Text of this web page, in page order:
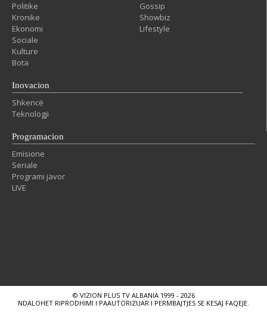
Politike
Kronike
Ekonomi
Sociale
Kulture
Bota
Gossip
Showbiz
Lifestyle
Inovacion
Shkencë
Teknologji
Programacion
Emisione
Seriale
Programi javor
LIVE
© VIZION PLUS TV ALBANIA 1999 - 2026
NDALOHET RIPRODHIMI I PAAUTORIZUAR I PERMBAJTJES SE KESAJ FAQEJE.